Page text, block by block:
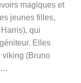
magiques et
jeunes filles,
qui
Elles
viking (Bruno